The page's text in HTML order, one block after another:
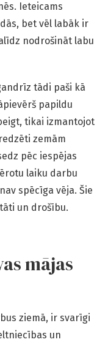
Ieteicams
bet vēl labāk ir
nodrošināt labu
tādi paši kā
papildu
tikai izmantojot
zemām
pēc iespējas
laiku darbu
spēcīga vēja. Šie
un drošību.
mājas
ziemā, ir svarīgi
un